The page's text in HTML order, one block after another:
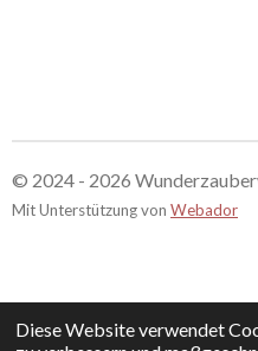
Diese Website verwendet
© 2024 - 2026
Mit Unterstützung von Webador